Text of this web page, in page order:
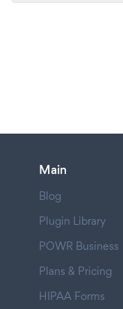
Main
Blog
Plugin Library
POWR Business
Plans & Pricing
HIPAA Forms